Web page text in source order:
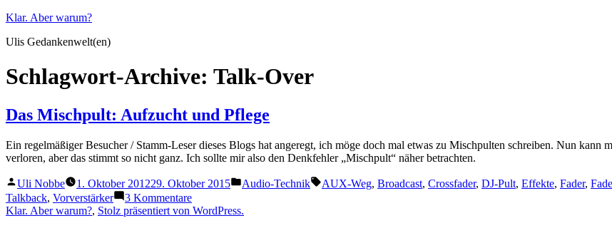
Zum
springen
Klar. Aber warum?
Ulis Gedankenwelt(en)
Schlagwort-Archive: Talk-Over
Das Mischpult: Aufzucht und Pflege
Ein regelmäßiger Besucher / Stamm-Leser dieses Blogs hat angeregt, ich möge doch mal etwas zu Mischpulten schreiben. Nun
verloren, aber das stimmt so nicht ganz. Ich sollte mir also den Denkfehler „Mischpult“ näher betrachten.
Veröffentlicht
von
Uli Nobbe 1. Oktober 201229. Oktober 2015
Veröffentlicht
Audio-Technik Schlagwörter:
AUX-Weg, Broadcast, Crossfader, DJ-Pult, Effekte, Fader,
Talkback, Vorverstärker 3 Kommentarezu
Das
Klar. Aber warum?, Stolz präsentiert von WordPress.